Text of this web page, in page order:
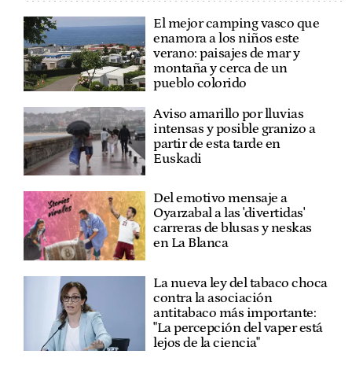
El mejor camping vasco que
enamora a los niños este
verano: paisajes de mar y
montaña y cerca de un
pueblo colorido
Aviso amarillo por lluvias
intensas y posible granizo a
partir de esta tarde en
Euskadi
Del emotivo mensaje a
Oyarzabal a las 'divertidas'
carreras de blusas y neskas
en La Blanca
La nueva ley del tabaco choca
contra la asociación
antitabaco más importante:
"La percepción del vaper está
lejos de la ciencia"